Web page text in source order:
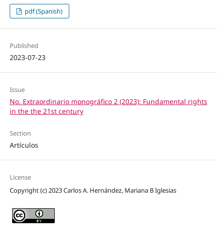
pdf (Spanish)
Published
2023-07-23
Issue
No. Extraordinario monográfico 2 (2023): Fundamental rights
in the the 21st century
Section
Artículos
License
Copyright (c) 2023 Carlos A. Hernández, Mariana B Iglesias